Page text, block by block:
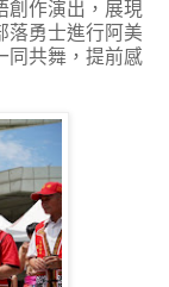
創作演出，展現
落勇士進行阿美
同共舞，提前感